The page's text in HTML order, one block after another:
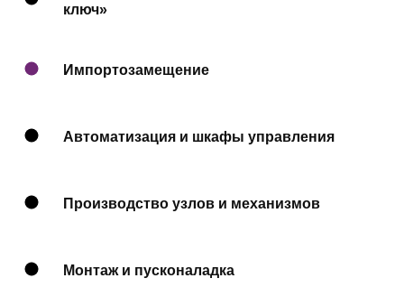
ключ»
Импортозамещение
Автоматизация и шкафы управления
Производство узлов и механизмов
Монтаж и пусконаладка